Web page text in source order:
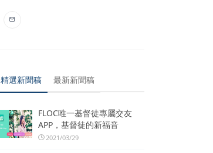
精選新聞稿 最新新聞稿
FLOC唯一基督徒專屬交友
APP，基督徒的新福音
2021/03/29